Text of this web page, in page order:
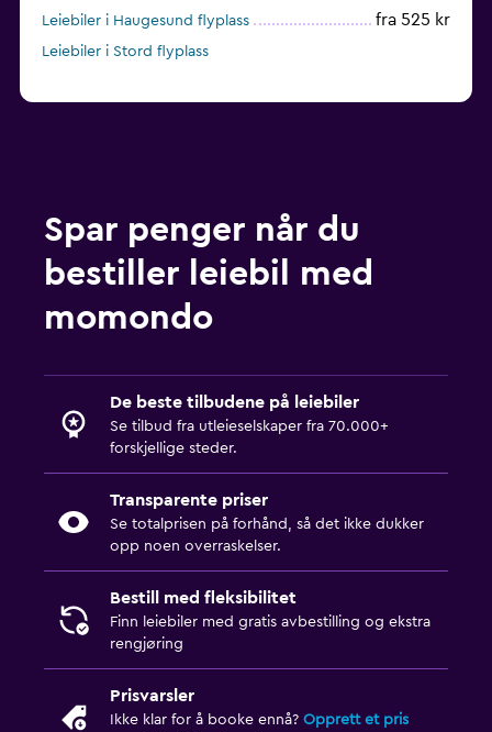
Leiebiler i Haugesund flyplass fra 525 kr
Leiebiler i Stord flyplass
Spar penger når du
bestiller leiebil med
momondo
De beste tilbudene på leiebiler
Se tilbud fra utleieselskaper fra 70.000+
forskjellige steder.
Transparente priser
Se totalprisen på forhånd, så det ikke dukker
opp noen overraskelser.
Bestill med fleksibilitet
Finn leiebiler med gratis avbestilling og ekstra
rengjøring
Prisvarsler
Ikke klar for å booke ennå? Opprett et pris